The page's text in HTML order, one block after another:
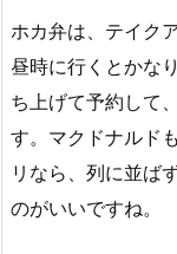
ホカ弁は、テイク
昼時に行くとかな
ち上げて予約して
す。マクドナルド
リなら、列に並ば
のがいいですね。